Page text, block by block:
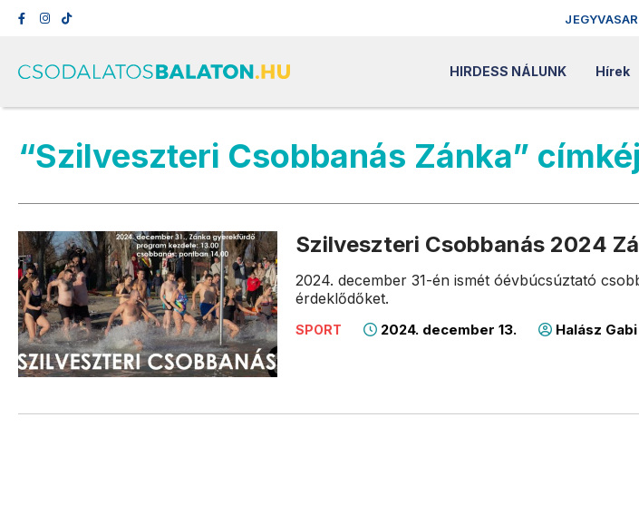
HIRDESS NÁLUNK Hírek
“Szilveszteri Csobbanás Zánka”
Szilveszteri Csobbanás 2024
2024. december 31-én ismét óévbúcsúztató
érdeklődőket.
SPORT 2024. december 13. Halász Gabi